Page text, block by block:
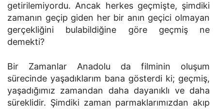
getirilemiyordu. Ancak herkes geçmişte, şimdiki
zamanın geçip giden her bir anın geçici olmayan
gerçekliğini bulabildiğine göre geçmiş ne
demekti?
Bir Zamanlar Anadolu da filminin oluşum
sürecinde yaşadıklarım bana gösterdi ki; geçmiş,
yaşadığımız zamandan daha dayanıklı ve daha
süreklidir. Şimdiki zaman parmaklarımızdan akıp